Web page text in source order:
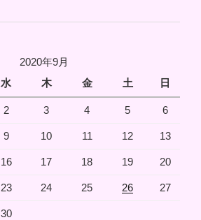
2020年9月
水 木 金 土 日
2 3 4 5 6
9 10 11 12 13
16 17 18 19 20
23 24 25 26 27
30